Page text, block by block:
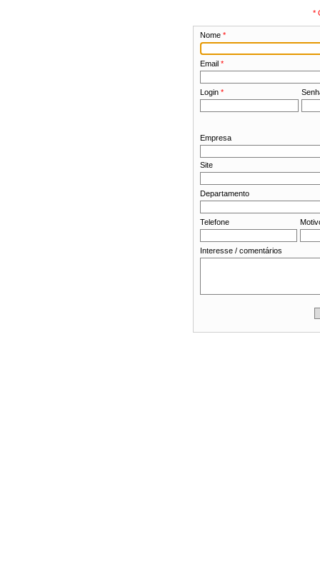
*
Nome *
Email *
Login *
Empresa
Site
Departamento
Telefone
Interesse / comentários